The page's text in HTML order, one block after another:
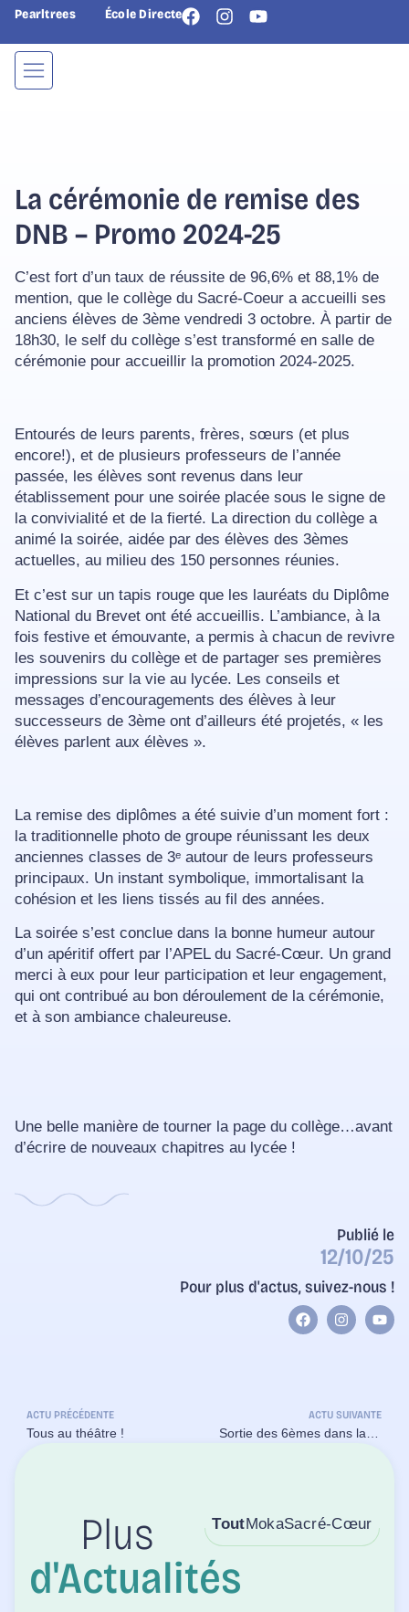
Pearltrees École Directe
Publié le
12/10/25
Pour plus d'actus, suivez-nous !
La cérémonie de remise des
DNB – Promo 2024-25
C’est fort d’un taux de réussite de 96,6% et 88,1% de
mention, que le collège du Sacré-Coeur a accueilli ses
anciens élèves de 3ème vendredi 3 octobre. À partir de
18h30, le self du collège s’est transformé en salle de
cérémonie pour accueillir la promotion 2024-2025.
Entourés de leurs parents, frères, sœurs (et plus
encore!), et de plusieurs professeurs de l’année
passée, les élèves sont revenus dans leur
établissement pour une soirée placée sous le signe de
la convivialité et de la fierté. La direction du collège a
animé la soirée, aidée par des élèves des 3èmes
actuelles, au milieu des 150 personnes réunies.
Et c’est sur un tapis rouge que les lauréats du Diplôme
National du Brevet ont été accueillis. L’ambiance, à la
fois festive et émouvante, a permis à chacun de revivre
les souvenirs du collège et de partager ses premières
impressions sur la vie au lycée. Les conseils et
messages d’encouragements des élèves à leur
successeurs de 3ème ont d’ailleurs été projetés, « les
élèves parlent aux élèves ».
La remise des diplômes a été suivie d’un moment fort :
la traditionnelle photo de groupe réunissant les deux
anciennes classes de 3ᵉ autour de leurs professeurs
principaux. Un instant symbolique, immortalisant la
cohésion et les liens tissés au fil des années.
La soirée s’est conclue dans la bonne humeur autour
d’un apéritif offert par l’APEL du Sacré-Cœur. Un grand
merci à eux pour leur participation et leur engagement,
qui ont contribué au bon déroulement de la cérémonie,
et à son ambiance chaleureuse.
Une belle manière de tourner la page du collège…avant
d’écrire de nouveaux chapitres au lycée !
ACTU PRÉCÉDENTE
Tous au théâtre !
ACTU SUIVANTE
Plus
d'Actualités
MokaSacré-Cœur
Tout